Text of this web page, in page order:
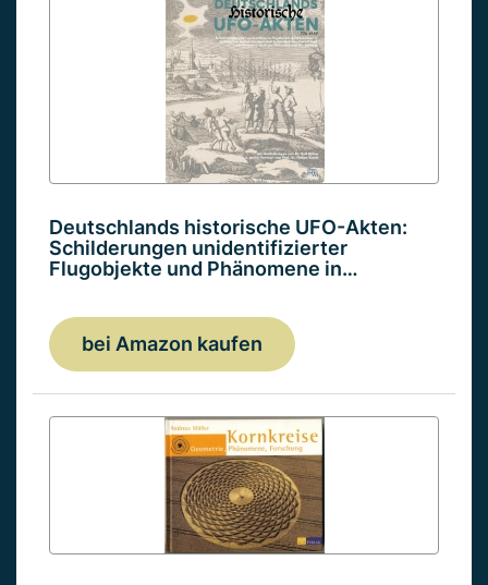
Deutschlands historische UFO-Akten:
Schilderungen unidentifizierter
Flugobjekte und Phänomene in…
bei Amazon kaufen